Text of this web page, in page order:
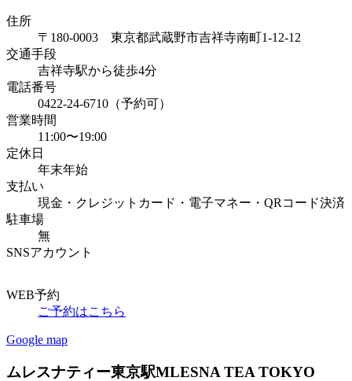
住所
〒180-0003 東京都武蔵野市吉祥寺南町1-12-12
交通手段
吉祥寺駅から徒歩4分
電話番号
0422-24-6710（予約可）
営業時間
11:00〜19:00
定休日
年末年始
支払い
現金・クレジットカード・電子マネー・QRコード決済
駐車場
無
SNSアカウント
WEB予約
ご予約はこちら
Google map
ムレスナティー東京駅MLESNA TEA TOKYO